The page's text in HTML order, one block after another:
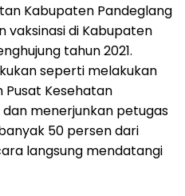
Kabupaten Pandeglang
vaksinasi di Kabupaten
tahun 2021.
seperti melakukan
Pusat Kesehatan
menerjunkan petugas
50 persen dari
langsung mendatangi